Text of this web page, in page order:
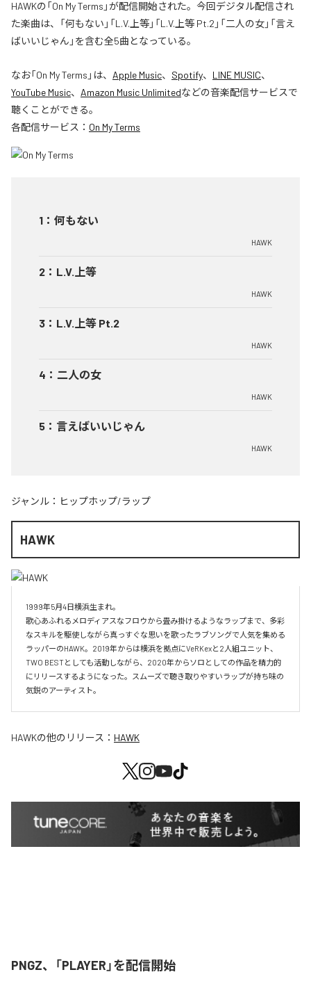
HAWKの「On My Terms」が配信開始された。今回デジタル配信され
た楽曲は、「何もない」「L.V.上等」「L.V.上等 Pt.2」「二人の女」「言え
ばいいじゃん」を含む全5曲となっている。
なお「On My Terms 」は、 Apple Music、 Spotify、 LINE MUSIC、
YouTube Music、 Amazon Music Unlimitedなどの音楽配信サービスで
聴くことができる。
各配信サービス： On My Terms
1 ： 何もない
HAWK
2 ： L.V.上等
HAWK
3 ： L.V.上等 Pt.2
HAWK
4 ： 二人の女
HAWK
5 ： 言えばいいじゃん
HAWK
ジャンル： ヒップホップ/ラップ
HAWK
1999年5月4日横浜生まれ。
歌心あふれるメロディアスなフロウから畳み掛けるようなラップまで、多彩
なスキルを駆使しながら真っすぐな思いを歌ったラブソングで人気を集める
ラッパーのHAWK。2019年からは横浜を拠点にVeRKexと2人組ユニット、
TWO BESTとしても活動しながら、2020年からソロとしての作品を精力的
にリリースするようになった。スムーズで聴き取りやすいラップが持ち味の
気鋭のアーティスト。
HAWKの他のリリース： HAWK
PNGZ、「PLAYER」を配信開始